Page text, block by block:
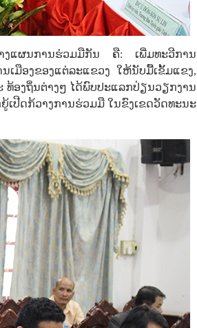
າງແຜນການຮ່ວມມືກັນ ຄື: ເພີ່ມທະວີການ
ມືອງຂອງແຕ່ລະແຂວງ ໃຫ້ນັບມື້ເຂັ້ມແຂງ,
ທ້ອງຖິ່ນຕ່າງໆ ໄດ້ພົບປະແລກປ່ຽນວຽກງານ
ເປີດກ້ວາງການຮ່ວມມື ໃນຂົງເຂດວັດທະນະ